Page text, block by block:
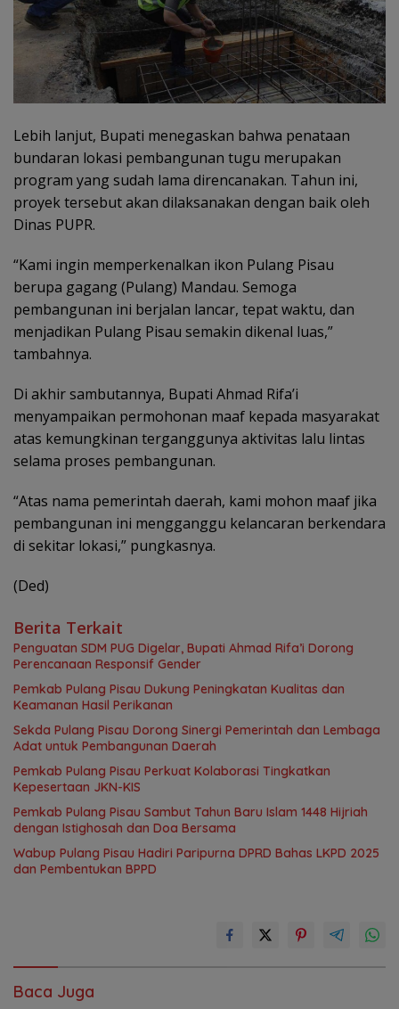
Lebih lanjut, Bupati menegaskan bahwa penataan
bundaran lokasi pembangunan tugu merupakan
program yang sudah lama direncanakan. Tahun ini,
proyek tersebut akan dilaksanakan dengan baik oleh
Dinas PUPR.
“Kami ingin memperkenalkan ikon Pulang Pisau
berupa gagang (Pulang) Mandau. Semoga
pembangunan ini berjalan lancar, tepat waktu, dan
menjadikan Pulang Pisau semakin dikenal luas,”
tambahnya.
Di akhir sambutannya, Bupati Ahmad Rifa’i
menyampaikan permohonan maaf kepada masyarakat
atas kemungkinan terganggunya aktivitas lalu lintas
selama proses pembangunan.
“Atas nama pemerintah daerah, kami mohon maaf jika
pembangunan ini mengganggu kelancaran berkendara
di sekitar lokasi,” pungkasnya.
(Ded)
Berita Terkait
Penguatan SDM PUG Digelar, Bupati Ahmad Rifa’i Dorong
Perencanaan Responsif Gender
Pemkab Pulang Pisau Dukung Peningkatan Kualitas dan
Keamanan Hasil Perikanan
Sekda Pulang Pisau Dorong Sinergi Pemerintah dan Lembaga
Adat untuk Pembangunan Daerah
Pemkab Pulang Pisau Perkuat Kolaborasi Tingkatkan
Kepesertaan JKN-KIS
Pemkab Pulang Pisau Sambut Tahun Baru Islam 1448 Hijriah
dengan Istighosah dan Doa Bersama
Wabup Pulang Pisau Hadiri Paripurna DPRD Bahas LKPD 2025
dan Pembentukan BPPD
Baca Juga